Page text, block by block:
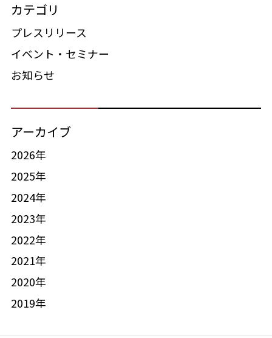
カテゴリ
プレスリリース
イベント・セミナー
お知らせ
アーカイブ
2026年
2025年
2024年
2023年
2022年
2021年
2020年
2019年